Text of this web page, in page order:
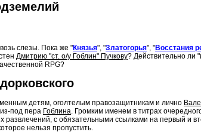
слезы. Пока же "Князья", "Златогорья", "Восстания
Дмитрию "ст. о/у Гоблин" Пучкову? Действительно ли
RPG?
детям, оголтелым правозащитникам и лично
под пера Гоблина . Громким именем в титрах
развлечений, с обязательными ссылками на первый и
нельзя пропустить.